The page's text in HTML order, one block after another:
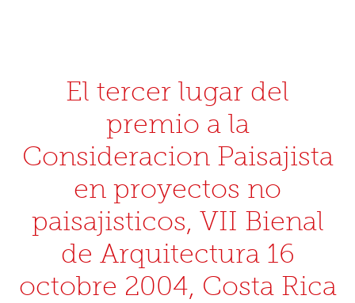
El tercer lugar del
premio a la
Consideracion Paisajista
en proyectos no
paisajisticos, VII Bienal
de Arquitectura 16
octobre 2004, Costa Rica